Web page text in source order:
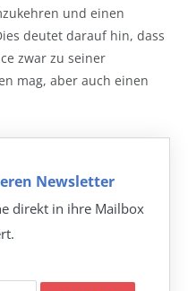
und einen
deutet darauf hin, dass
zwar zu seiner
mag, aber auch einen
Newsletter
direkt in ihre Mailbox